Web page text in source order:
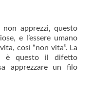
apprezzi, questo
e l’essere umano
così “non vita”. La
è questo il difetto
apprezzare un filo